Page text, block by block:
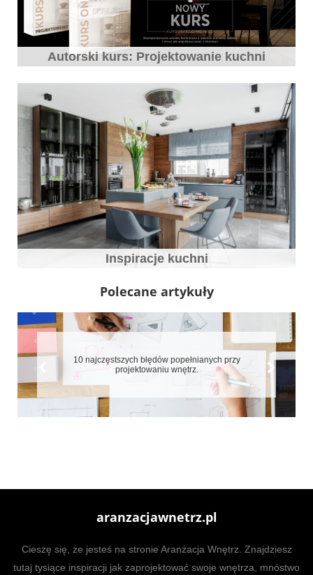
Autorski kurs: Projektowanie kuchni
Inspiracje kuchni
Polecane artykuły
10 najczęstszych błędów popełnianych przy
projektowaniu wnętrz.
aranzacjawnetrz.pl
Cieszę się, że jesteś na stronie Aranżacja Wnętrz. Znajdziesz
tutaj tysiące inspiracji jak zaprojektować swoje wnętrza, mnóstwo